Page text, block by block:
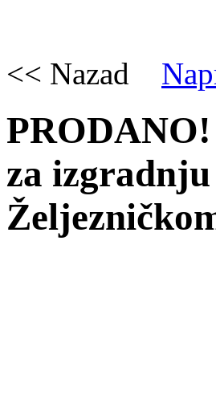
<< Nazad
za